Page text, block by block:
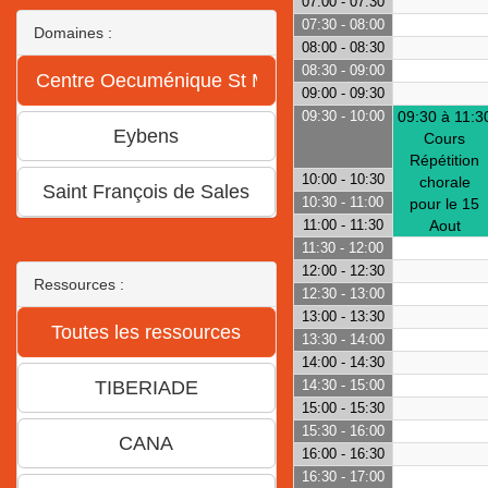
Domaines :
Ressources :
07:30 - 08:00
08:00 - 08:30
08:30 - 09:00
09:00 - 09:30
09:30 - 10:00
09:30 à
Cours
Répétition
chorale
pour le 15
Aout
10:00 - 10:30
10:30 - 11:00
11:00 - 11:30
11:30 - 12:00
12:00 - 12:30
12:30 - 13:00
13:00 - 13:30
13:30 - 14:00
14:00 - 14:30
14:30 - 15:00
15:00 - 15:30
15:30 - 16:00
16:00 - 16:30
16:30 - 17:00